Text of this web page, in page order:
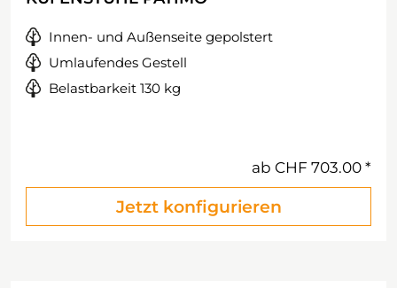
Innen- und Außenseite gepolstert
Umlaufendes Gestell
Belastbarkeit 130 kg
ab CHF 703.00
Jetzt konfigurieren